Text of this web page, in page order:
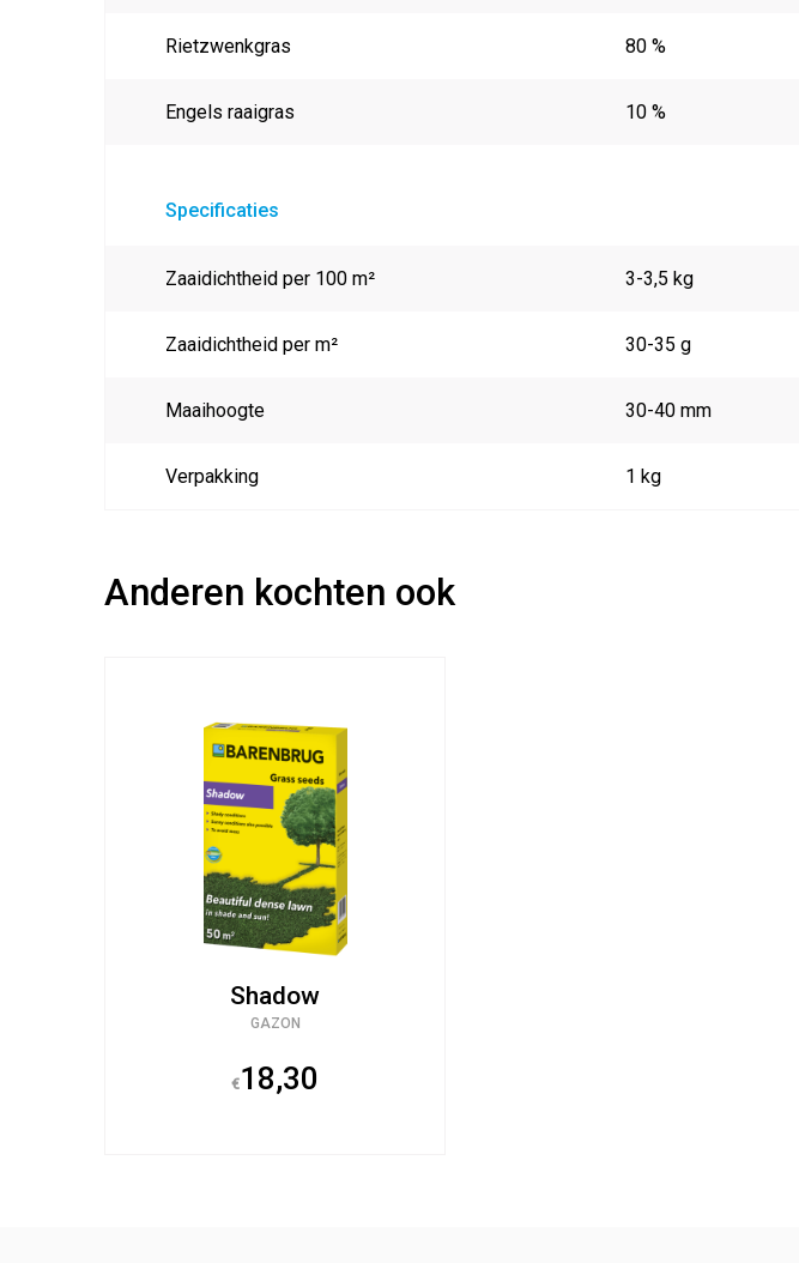
Rietzwenkgras 80 %
Engels raaigras 10 %
Specificaties
Zaaidichtheid per 100 m² 3-3,5 kg
Zaaidichtheid per m² 30-35 g
Maaihoogte 30-40 mm
Verpakking 1 kg
Anderen kochten ook
Shadow
GAZON
€18,30